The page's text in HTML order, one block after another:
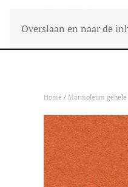
Overslaan en naar de
Home / Marmoleum